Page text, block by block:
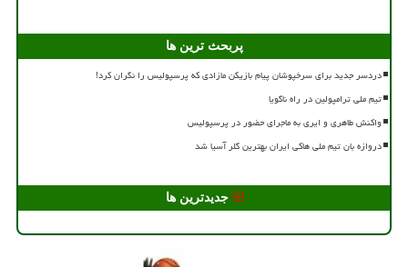
پربحث ترین ها
دردسر جدید برای سرخپوشان پیام بازیکن مازادی که پرسپولیس را نگران کرد!
تیم ملی ترامپولین در راه ناگویا
واکنش طاهری و ایری به ماجرای حضور در پرسپولیس
دروازه بان تیم ملی هاکی ایران بهترین گلر آسیا شد
جدیدترین ها